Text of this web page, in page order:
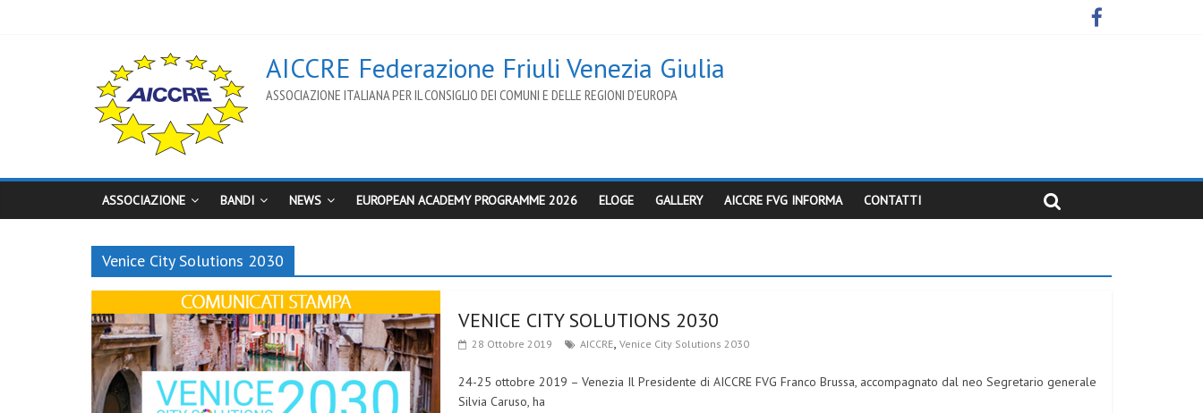
AICCRE Federazione Friuli Venezia Giulia
ASSOCIAZIONE ITALIANA PER IL CONSIGLIO DEI COMUNI E DELLE REGIONI D’EUROPA
ASSOCIAZIONE BANDI NEWS EUROPEAN ACADEMY PROGRAMME 2026 ELOGE GALLERY AICCRE FVG INFORMA CONTATTI
Venice City Solutions 2030
VENICE CITY SOLUTIONS 2030
28 Ottobre 2019 AICCRE, Venice City Solutions 2030
24-25 ottobre 2019 – Venezia Il Presidente di AICCRE FVG Franco Brussa, accompagnato dal neo Segretario generale
Silvia Caruso, ha